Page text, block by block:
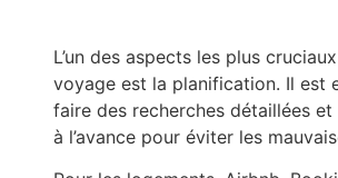
L’un des aspects les plus
voyage est la planification. Il est
faire des recherches détaillées
à l’avance pour éviter les